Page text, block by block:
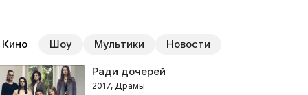
Кино Шоу Мультики Новости
Ради дочерей
2017, Драмы